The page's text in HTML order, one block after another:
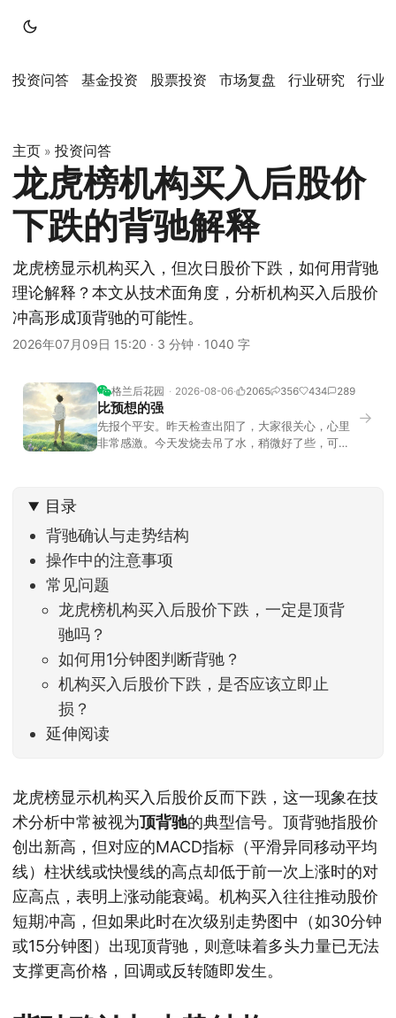
投资问答 基金投资 股票投资 市场复盘 行业研究 行业
主页 » 投资问答
龙虎榜机构买入后股价
下跌的背驰解释
龙虎榜显示机构买入，但次日股价下跌，如何用背驰
理论解释？本文从技术面角度，分析机构买入后股价
冲高形成顶背驰的可能性。
2026年07月09日 15:20 · 3 分钟 · 1040 字
格兰后花园 2026-08-06 2065 356 434 289
比预想的强
先报个平安。昨天检查出阳了，大家很关心，心里
非常感激。今天发烧去吊了水，稍微好了些，可没
去相差不大，但细看下来，跌幅超过3%的只有不到
→
目录
背驰确认与走势结构
操作中的注意事项
常见问题
龙虎榜机构买入后股价下跌，一定是顶背
驰吗？
如何用1分钟图判断背驰？
机构买入后股价下跌，是否应该立即止
损？
延伸阅读
龙虎榜显示机构买入后股价反而下跌，这一现象在技
术分析中常被视为顶背驰的典型信号。顶背驰指股价
创出新高，但对应的MACD指标（平滑异同移动平均
线）柱状线或快慢线的高点却低于前一次上涨时的对
应高点，表明上涨动能衰竭。机构买入往往推动股价
短期冲高，但如果此时在次级别走势图中（如30分钟
或15分钟图）出现顶背驰，则意味着多头力量已无法
支撑更高价格，回调或反转随即发生。